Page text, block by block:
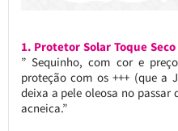
1. Protetor Solar Toque
” Sequinho, com cor e
proteção com os +++ (que a
deixa a pele oleosa no passar
acneica.”